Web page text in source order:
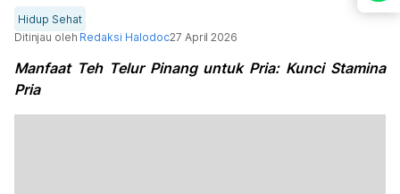
Hidup Sehat
Ditinjau oleh Redaksi Halodoc27 April 2026
Manfaat Teh Telur Pinang untuk Pria: Kunci Stamina
Pria